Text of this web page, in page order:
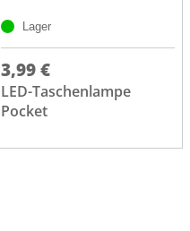
Lager
3,99 €
LED-Taschenlampe
Pocket